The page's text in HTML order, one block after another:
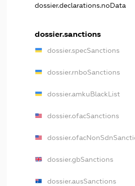
dossier.declarations.noData
dossier.sanctions
dossier.specSanctions
dossier.rnboSanctions
dossier.amkuBlackList
dossier.ofacSanctions
dossier.gbSanctions
dossier.ausSanctions